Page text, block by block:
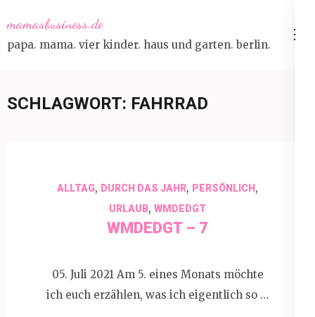
to
content
mamasbusiness.de
papa. mama. vier kinder. haus und garten. berlin.
SCHLAGWORT: FAHRRAD
ALLTAG, DURCH DAS JAHR, PERSÖNLICH ,
URLAUB, WMDEDGT
WMDEDGT – 7
05. Juli 2021 Am 5. eines Monats möchte
ich euch erzählen, was ich eigentlich so …